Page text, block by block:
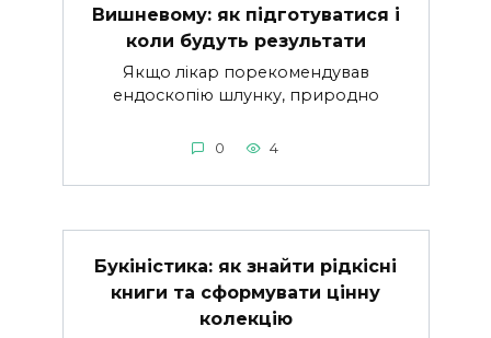
Вишневому: як підготуватися і
коли будуть результати
Якщо лікар порекомендував
ендоскопію шлунку, природно
0 4
Букіністика: як знайти рідкісні
книги та сформувати цінну
колекцію